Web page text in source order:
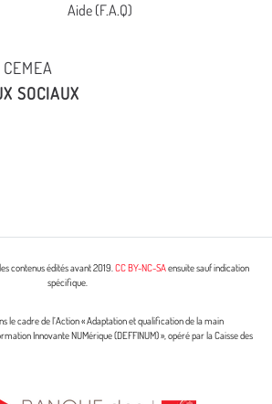
Aide (F.A.Q)
SOCIAUX
contenus édités avant 2019.CC BY-NC-SAensuite sauf indication
spécifique.
le cadre de l’Action « Adaptation et qualification de la main
Innovante NUMérique (DEFFINUM) », opéré par la Caisse des